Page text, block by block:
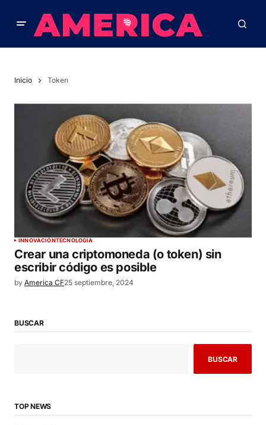
Inicio Token
INNOVACIÓNTECNOLOGÍA
Crear una criptomoneda (o token) sin
escribir código es posible
by America CF25 septiembre, 2024
BUSCAR
BUSCAR
TOP NEWS